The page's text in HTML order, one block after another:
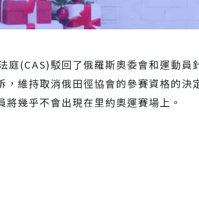
庭(CAS)駁回了俄羅斯奧委會和運動員
，維持取消俄田徑協會的參賽資格的決
將幾乎不會出現在里約奧運賽場上。